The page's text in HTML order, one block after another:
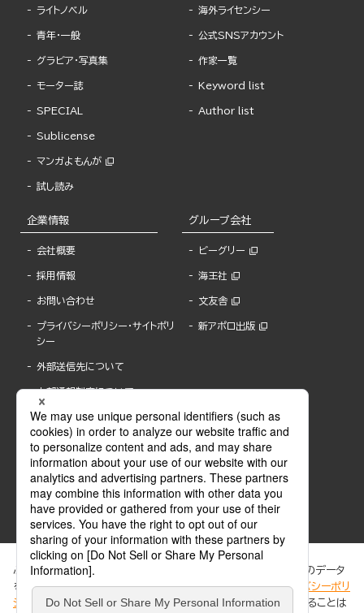
ライトノベル
青年・一般
グラビア・写真集
モーター誌
SPECIAL
Sublicense
マンガよもんが
試し読み
海外ライセンシー
公式SNSアカウント
作家一覧
Keyword list
Author list
企業情報
会社概要
採用情報
お問い合わせ
プライバシーポリシー・サイトポリ
シー
外部送信先について
内部通報制度について
グループ会社
ビーグリー
海王社
文友舎
新アポロ出版
ABJマークは、この電子書店・電子書籍配信サービスが、著作権者からコンテンツ使用許諾を
ぶんか社が運営するサイトでは、利便性向上のためにCookie等のデータ
を使用しています。 当社のCookieについての詳細は、「プライバシーポリ
シー
」をご覧ください。当サイトでは、訪問者の個人情報を追跡することは